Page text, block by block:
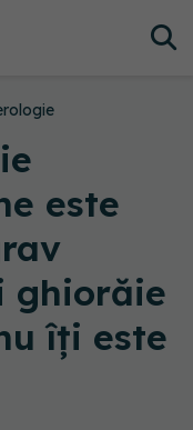
este
ghiorăie
îți este